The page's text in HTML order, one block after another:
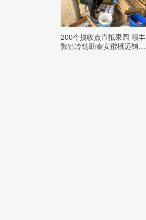
200个揽收点直抵果园 顺丰
数智冷链助秦安蜜桃远销四